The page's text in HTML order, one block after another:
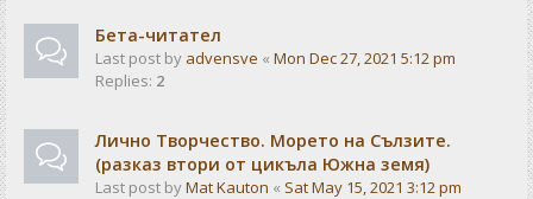
Бета-читател
Last post by advensve « Mon Dec 27, 2021 5:12 pm
Replies: 2
Лично Творчество. Морето на Сълзите.
(разказ втори от цикъла Южна земя)
Last post byMat Kauton « Sat May 15, 2021 3:12 pm